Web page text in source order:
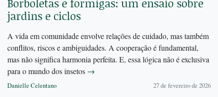
Borboletas e formigas: um ensaio sobre
jardins e ciclos
A vida em comunidade envolve relações de cuidado, mas também
conflitos, riscos e ambiguidades. A cooperação é fundamental,
mas não significa harmonia perfeita. E, essa lógica não é exclusiva
para o mundo dos insetos →
Danielle Celentano 27 de fevereiro de 2026